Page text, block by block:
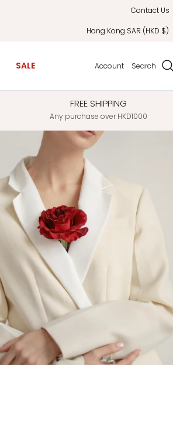
Contact Us
Hong Kong SAR (HKD $)
SALE Account Search
FREE SHIPPING
Any purchase over HKD1000